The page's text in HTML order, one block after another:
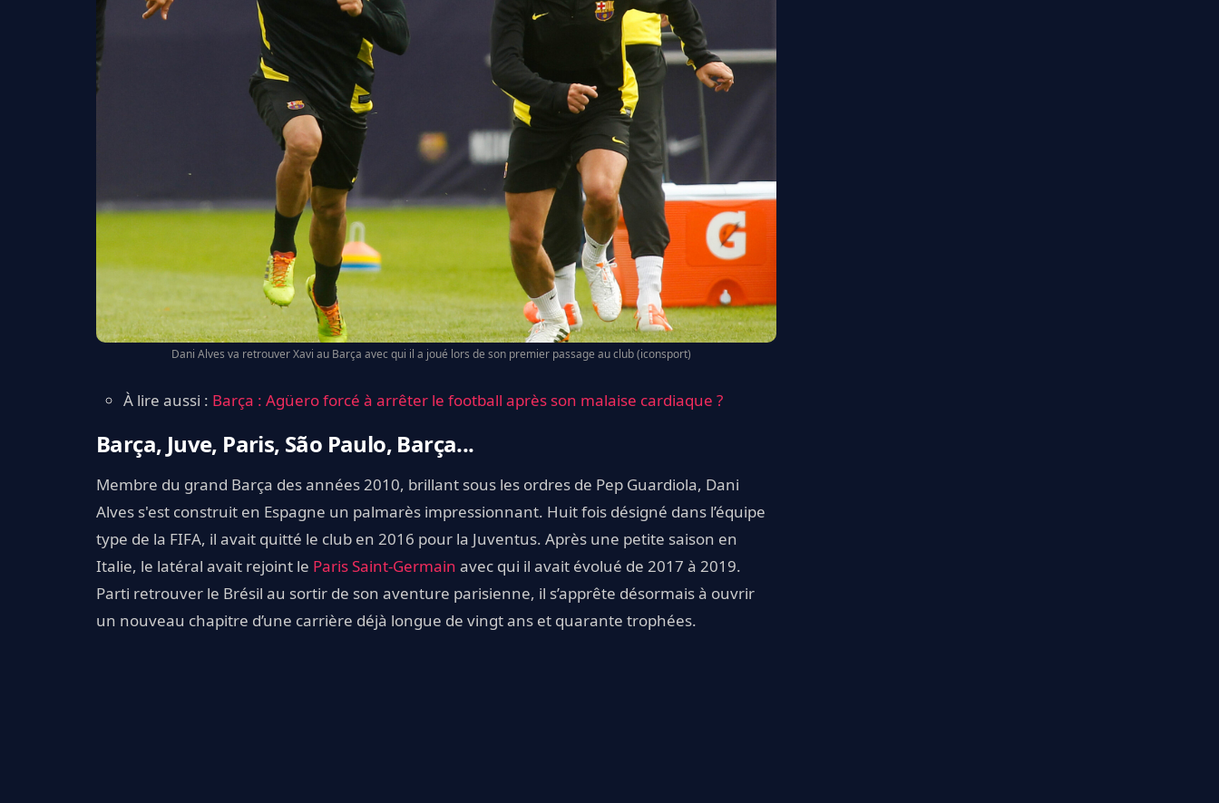
Dani Alves va retrouver Xavi au Barça avec qui il a joué lors de son premier passage au club (iconsport)
À lire aussi : Barça : Agüero forcé à arrêter le football après son malaise cardiaque ?
Barça, Juve, Paris, São Paulo, Barça...
Membre du grand Barça des années 2010, brillant sous les ordres de Pep Guardiola, Dani
Alves s'est construit en Espagne un palmarès impressionnant. Huit fois désigné dans l’équipe
type de la FIFA, il avait quitté le club en 2016 pour la Juventus. Après une petite saison en
Italie, le latéral avait rejoint le Paris Saint-Germain avec qui il avait évolué de 2017 à 2019.
Parti retrouver le Brésil au sortir de son aventure parisienne, il s’apprête désormais à ouvrir
un nouveau chapitre d’une carrière déjà longue de vingt ans et quarante trophées.